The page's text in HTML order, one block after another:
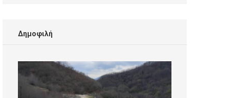
Δημοφιλή